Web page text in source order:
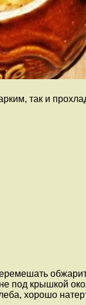
так и
под крышкой
хорошо